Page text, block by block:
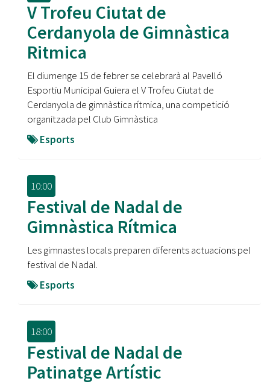
V Trofeu Ciutat de
Cerdanyola de Gimnàstica
Ritmica
El diumenge 15 de febrer se celebrarà al Pavelló
Esportiu Municipal Guiera el V Trofeu Ciutat de
Cerdanyola de gimnàstica rítmica, una competició
organitzada pel Club Gimnàstica
Esports
10:00
Festival de Nadal de
Gimnàstica Rítmica
Les gimnastes locals preparen diferents actuacions pel
festival de Nadal.
Esports
18:00
Festival de Nadal de
Patinatge Artístic